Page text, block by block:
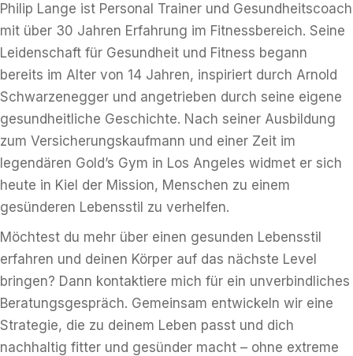
Philip Lange ist Personal Trainer und Gesundheitscoach
mit über 30 Jahren Erfahrung im Fitnessbereich. Seine
Leidenschaft für Gesundheit und Fitness begann
bereits im Alter von 14 Jahren, inspiriert durch Arnold
Schwarzenegger und angetrieben durch seine eigene
gesundheitliche Geschichte. Nach seiner Ausbildung
zum Versicherungskaufmann und einer Zeit im
legendären Gold’s Gym in Los Angeles widmet er sich
heute in Kiel der Mission, Menschen zu einem
gesünderen Lebensstil zu verhelfen.
Möchtest du mehr über einen gesunden Lebensstil
erfahren und deinen Körper auf das nächste Level
bringen? Dann kontaktiere mich für ein unverbindliches
Beratungsgespräch. Gemeinsam entwickeln wir eine
Strategie, die zu deinem Leben passt und dich
nachhaltig fitter und gesünder macht – ohne extreme